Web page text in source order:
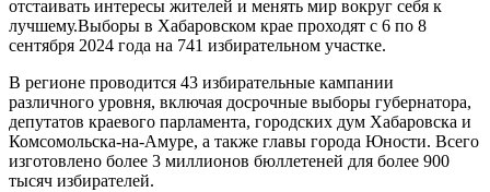
отстаивать интересы жителей и менять мир вокруг себя к
лучшему.Выборы в Хабаровском крае проходят с 6 по 8
сентября 2024 года на 741 избирательном участке.
В регионе проводится 43 избирательные кампании
различного уровня, включая досрочные выборы губернатора,
депутатов краевого парламента, городских дум Хабаровска и
Комсомольска-на-Амуре, а также главы города Юности. Всего
изготовлено более 3 миллионов бюллетеней для более 900
тысяч избирателей.